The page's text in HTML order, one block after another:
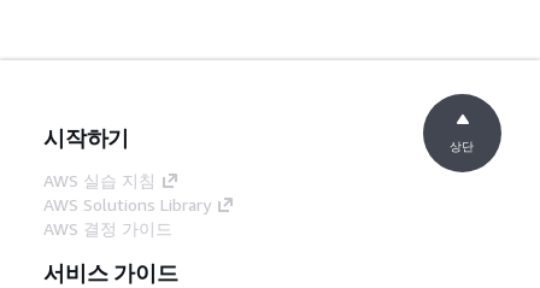
시작하기
AWS 실습 지침
AWS Solutions Library
AWS 결정 가이드
서비스 가이드
상단